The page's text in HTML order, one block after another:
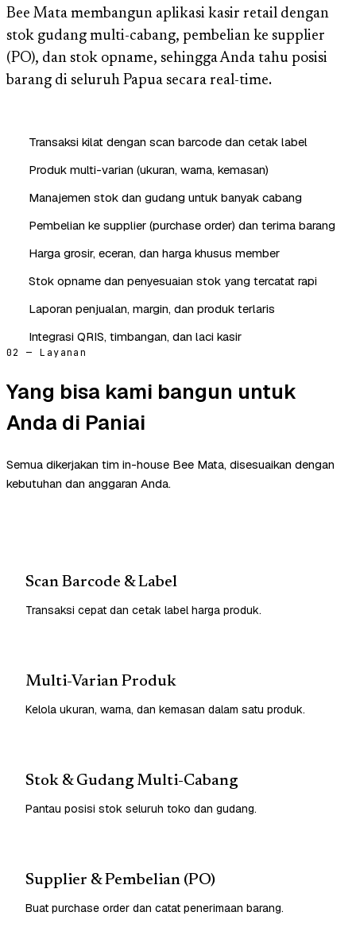
Bee Mata membangun aplikasi kasir retail dengan
stok gudang multi-cabang, pembelian ke supplier
(PO), dan stok opname, sehingga Anda tahu posisi
barang di seluruh Papua secara real-time.
Transaksi kilat dengan scan barcode dan cetak label
Produk multi-varian (ukuran, warna, kemasan)
Manajemen stok dan gudang untuk banyak cabang
Pembelian ke supplier (purchase order) dan terima barang
Harga grosir, eceran, dan harga khusus member
Stok opname dan penyesuaian stok yang tercatat rapi
Laporan penjualan, margin, dan produk terlaris
Integrasi QRIS, timbangan, dan laci kasir
02 — Layanan
Yang bisa kami bangun untuk
Anda di Paniai
Semua dikerjakan tim in-house Bee Mata, disesuaikan dengan
kebutuhan dan anggaran Anda.
Scan Barcode & Label
Transaksi cepat dan cetak label harga produk.
Multi-Varian Produk
Kelola ukuran, warna, dan kemasan dalam satu produk.
Stok & Gudang Multi-Cabang
Pantau posisi stok seluruh toko dan gudang.
Supplier & Pembelian (PO)
Buat purchase order dan catat penerimaan barang.